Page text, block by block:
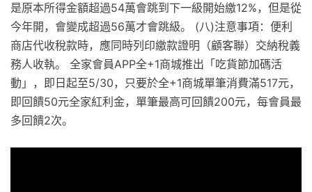
是原本所得金額超過54萬會跳到下一級開始繳12%，但是從
今年開，會變成超過56萬才會跳級。 (八)注意事項：便利
商店代收稅款時，應同時列印繳款證明（顧客聯）交納稅義
務人收執。 全家會員APP全+1商城推出「吃貨節加碼活
動」，即日起至5/30，只要於全+1商城單筆消費滿517元，
即回饋50元全家紅利金，單筆最高可回饋200元，每會員最
多回饋2次。